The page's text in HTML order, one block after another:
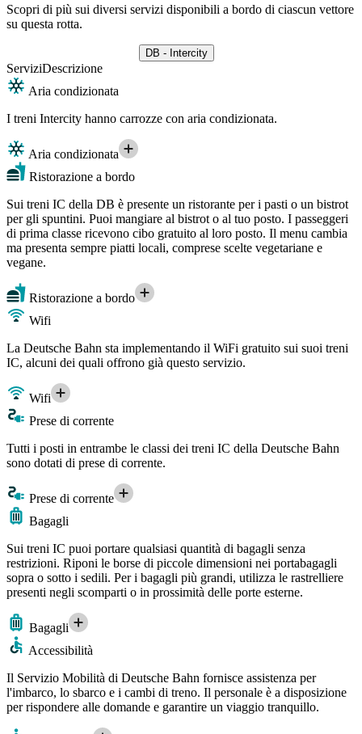
Scopri di più sui diversi servizi disponibili a bordo di ciascun vettore
su questa rotta.
DB - Intercity
ServiziDescrizione
Aria condizionata
I treni Intercity hanno carrozze con aria condizionata.
Aria condizionata
Ristorazione a bordo
Sui treni IC della DB è presente un ristorante per i pasti o un bistrot
per gli spuntini. Puoi mangiare al bistrot o al tuo posto. I passeggeri
di prima classe ricevono cibo gratuito al loro posto. Il menu cambia
ma presenta sempre piatti locali, comprese scelte vegetariane e
vegane.
Ristorazione a bordo
Wifi
La Deutsche Bahn sta implementando il WiFi gratuito sui suoi treni
IC, alcuni dei quali offrono già questo servizio.
Wifi
Prese di corrente
Tutti i posti in entrambe le classi dei treni IC della Deutsche Bahn
sono dotati di prese di corrente.
Prese di corrente
Bagagli
Sui treni IC puoi portare qualsiasi quantità di bagagli senza
restrizioni. Riponi le borse di piccole dimensioni nei portabagagli
sopra o sotto i sedili. Per i bagagli più grandi, utilizza le rastrelliere
presenti negli scomparti o in prossimità delle porte esterne.
Bagagli
Accessibilità
Il Servizio Mobilità di Deutsche Bahn fornisce assistenza per
l'imbarco, lo sbarco e i cambi di treno. Il personale è a disposizione
per rispondere alle domande e garantire un viaggio tranquillo.